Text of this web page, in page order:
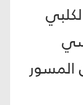
المسور